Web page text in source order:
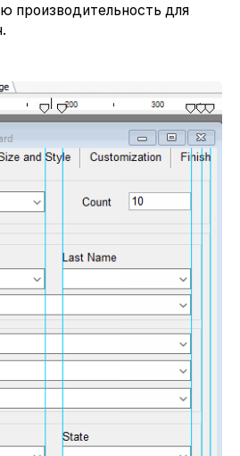
производительность для